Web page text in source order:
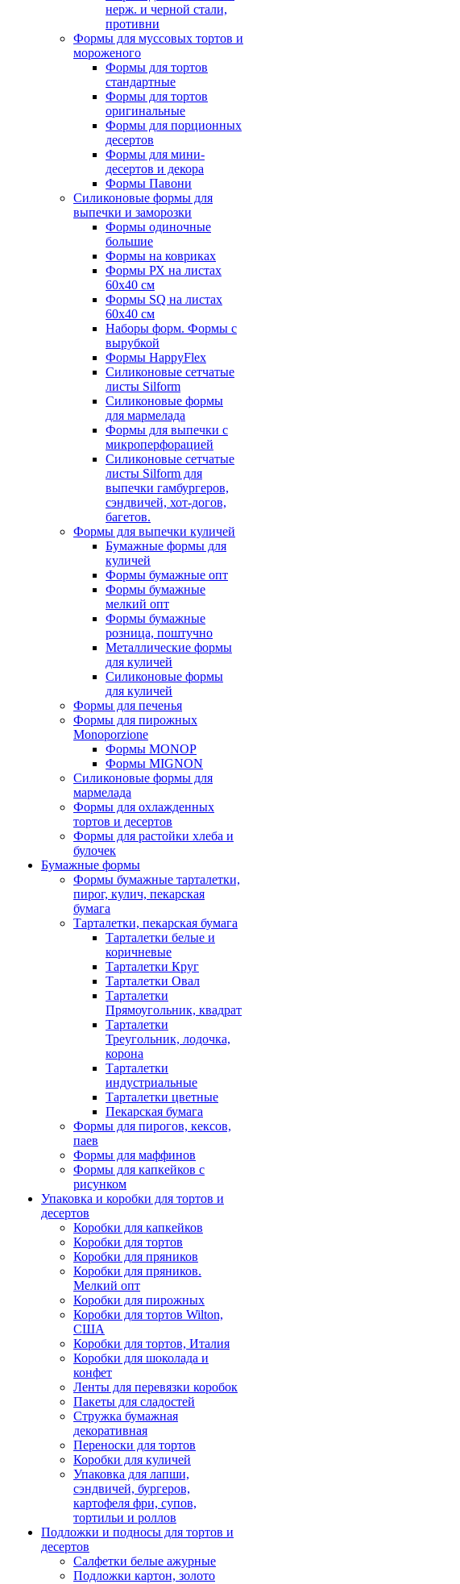
нерж. и черной стали,
противни
Формы для муссовых тортов и
мороженого
Формы для тортов
стандартные
Формы для тортов
оригинальные
Формы для порционных
десертов
Формы для мини-
десертов и декора
Формы Павони
Силиконовые формы для
выпечки и заморозки
Формы одиночные
большие
Формы на ковриках
Формы РХ на листах
60х40 см
Формы SQ на листах
60х40 см
Наборы форм. Формы с
вырубкой
Формы HappyFlex
Силиконовые сетчатые
листы Silform
Силиконовые формы
для мармелада
Формы для выпечки с
микроперфорацией
Силиконовые сетчатые
листы Silform для
выпечки гамбургеров,
сэндвичей, хот-догов,
багетов.
Формы для выпечки куличей
Бумажные формы для
куличей
Формы бумажные опт
Формы бумажные
мелкий опт
Формы бумажные
розница, поштучно
Металлические формы
для куличей
Силиконовые формы
для куличей
Формы для печенья
Формы для пирожных
Monoporzione
Формы MONOP
Формы MIGNON
Силиконовые формы для
мармелада
Формы для oхлажденных
тортов и десертов
Формы для растойки хлеба и
булочек
Бумажные формы
Формы бумажные тарталетки,
пирог, кулич, пекарская
бумага
Тарталетки, пекарская бумага
Тарталетки белые и
коричневые
Тарталетки Круг
Тарталетки Овал
Тарталетки
Прямоугольник, квадрат
Тарталетки
Треугольник, лодочка,
корона
Тарталетки
индустриальные
Тарталетки цветные
Пекарская бумага
Формы для пирогов, кексов,
паев
Формы для маффинов
Формы для капкейков с
рисунком
Упаковка и коробки для тортов и
десертов
Коробки для капкейков
Коробки для тортов
Коробки для пряников
Коробки для пряников.
Мелкий опт
Коробки для пирожных
Коробки для тортов Wilton,
США
Коробки для тортов, Италия
Коробки для шоколада и
конфет
Ленты для перевязки коробок
Пакеты для сладостей
Стружка бумажная
декоративная
Переноски для тортов
Коробки для куличей
Упаковка для лапши,
сэндвичей, бургеров,
картофеля фри, супов,
тортильи и роллов
Подложки и подносы для тортов и
десертов
Салфетки белые ажурные
Подложки картон, золото